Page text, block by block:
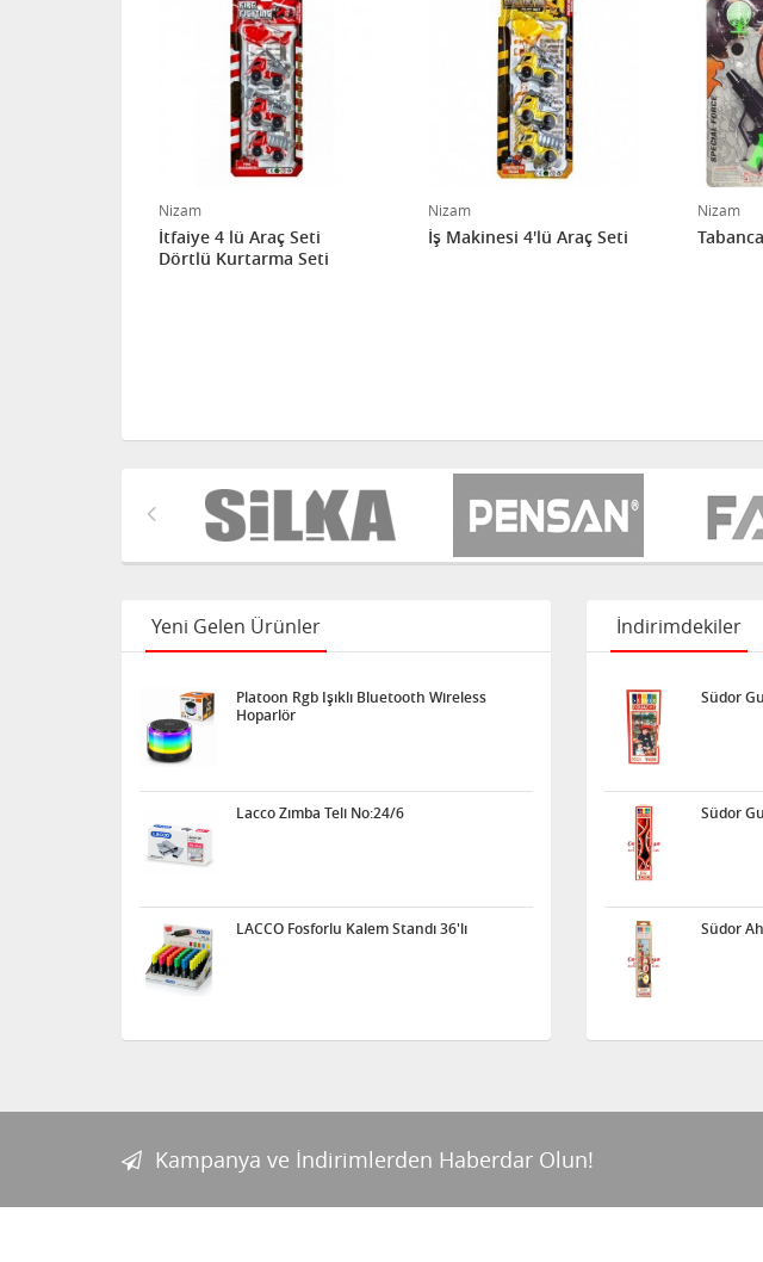
Nizam
İtfaiye 4 lü Araç Seti
Dörtlü Kurtarma Seti
Nizam
İş Makinesi 4'lü Araç Seti
Nizam
Yeni Gelen Ürünler
Platoon Rgb Işıklı Bluetooth Wireless
Hoparlör
Lacco Zımba Teli No:24/6
LACCO Fosforlu Kalem Standı 36'lı
İndirimdekiler
Südor
Südor
Südor
Kampanya ve İndirimlerden Haberdar Olun!